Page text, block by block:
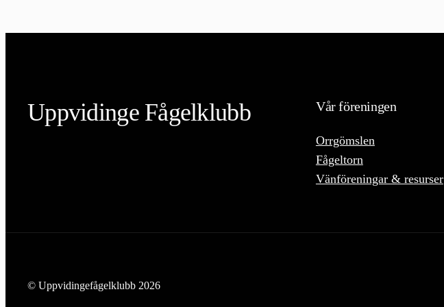
Uppvidinge Fågelklubb Vår föreningen
Orrgömslen
Fågeltorn
Vänföreningar & resurser
© Uppvidingefågelklubb 2026